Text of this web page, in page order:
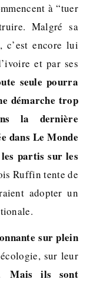
à “tuer
Malgré sa
c’est encore lui
et par ses
seule pourra
démarche trop
la dernière
dans Le Monde
partis sur les
Ruffin tente de
adopter un
sur plein
sur leur
Mais ils sont